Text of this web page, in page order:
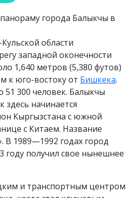
города Балыкчы в
области
западной оконечности
1,640 метров (5,380 футов)
к юго-востоку от Бишкека.
300 человек. Балыкчы
начинается
Кыргызстана с южной
с Китаем. Название
В 1989—1992 годах город
году получил свое нынешнее
и транспортным центром